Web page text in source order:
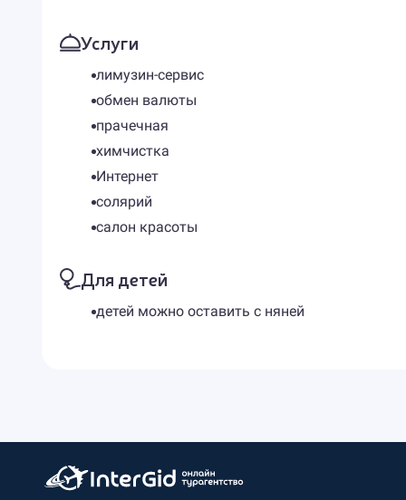
Услуги
лимузин-сервис
обмен валюты
прачечная
химчистка
Интернет
солярий
салон красоты
Для детей
детей можно оставить с няней